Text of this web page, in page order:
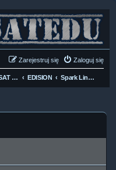
Zaloguj się
Zarejestruj się
TUNERY SAT HD-LINUX EDISION Spark Linux (DVB-S2)